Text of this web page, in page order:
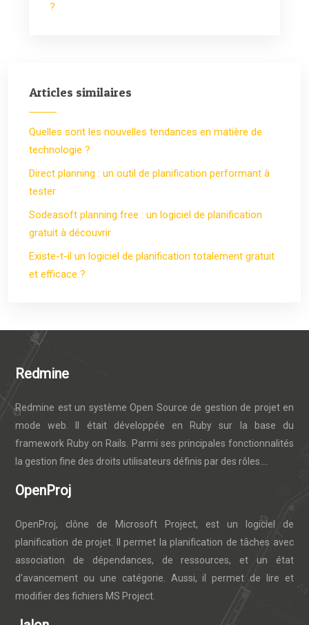
?
Articles similaires
Quelles sont les nouvelles tendances en matière de
technologie ?
Direct planning : un outil de planification performant à
tester
Sodeasoft planning free : un logiciel de planification
gratuit à découvrir
Existe-t-il un logiciel de planification totalement gratuit
et efficace ?
Redmine
Redmine est un système Open Source de gestion de projet en
mode web. Il était développée en Ruby sur la base du
framework Ruby on Rails. Parmi ses principales fonctionnalités
la gestion fine des droits utilisateurs définis par des rôles....
OpenProj
OpenProj, clône de Microsoft Project, est un logiciel de
planification de projet. Il permet la planification de tâches avec
association de dépendances, de ressources, et un état
d'avancement ou une catégorie. Aussi, il permet de lire et
modifier des fichiers MS Project.